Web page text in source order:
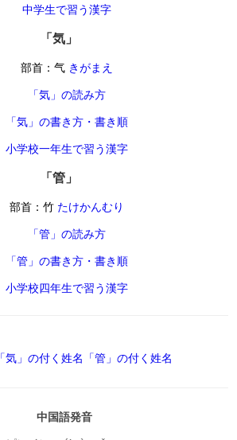
中学生で習う漢字
「気」
部首：气 きがまえ
「気」の読み方
「気」の書き方・書き順
小学校一年生で習う漢字
「管」
部首：竹 たけかんむり
「管」の読み方
「管」の書き方・書き順
小学校四年生で習う漢字
「気」の付く姓名 「管」の付く姓名
中国語発音